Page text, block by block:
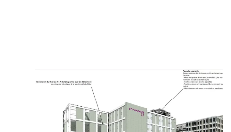
robuste, incluant les aspects climatiques et